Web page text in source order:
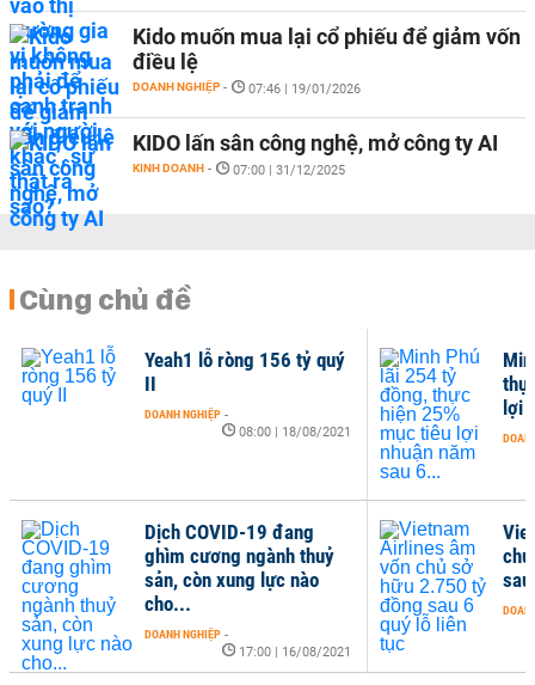
Kido muốn mua lại cổ phiếu để giảm vốn
điều lệ
DOANH NGHIỆP - 07:46 | 19/01/2026
KIDO lấn sân công nghệ, mở công ty AI
KINH DOANH - 07:00 | 31/12/2025
Cùng chủ đề
Yeah1 lỗ ròng 156 tỷ quý
II
DOANH NGHIỆP -
08:00 | 18/08/2021
Dịch COVID-19 đang
ghìm cương ngành thuỷ
sản, còn xung lực nào
cho...
DOANH NGHIỆP -
17:00 | 16/08/2021
lợi